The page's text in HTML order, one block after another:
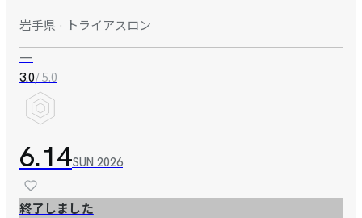
岩手県 · トライアスロン
—
3.0/ 5.0
6.14SUN 2026
終了しました